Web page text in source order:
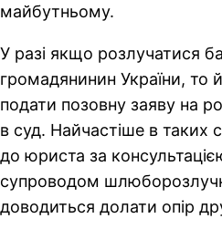
майбутньому.
У разі якщо розлучатися
громадянинин України, то
подати позовну заяву на
в суд. Найчастіше в таких
до юриста за
супроводом
доводиться долати опір